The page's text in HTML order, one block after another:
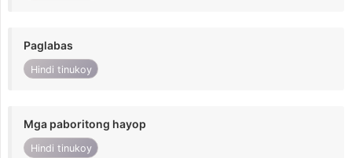
Paglabas
Hindi tinukoy
Mga paboritong hayop
Hindi tinukoy